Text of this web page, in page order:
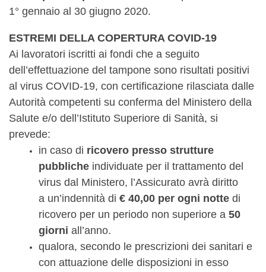
1° gennaio al 30 giugno 2020.
ESTREMI DELLA COPERTURA COVID-19
Ai lavoratori iscritti ai fondi che a seguito
dell’effettuazione del tampone sono risultati positivi
al virus COVID-19, con certificazione rilasciata dalle
Autorità competenti su conferma del Ministero della
Salute e/o dell’Istituto Superiore di Sanità, si
prevede:
in caso di ricovero presso strutture
pubbliche individuate per il trattamento del
virus dal Ministero, l’Assicurato avrà diritto
a un’indennità di € 40,00 per ogni notte di
ricovero per un periodo non superiore a 50
giorni all’anno.
qualora, secondo le prescrizioni dei sanitari e
con attuazione delle disposizioni in esso